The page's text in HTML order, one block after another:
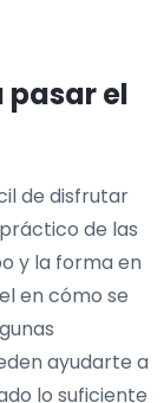
pasar el
de disfrutar
de las
y la forma en
en cómo se
ayudarte a
lo suficiente